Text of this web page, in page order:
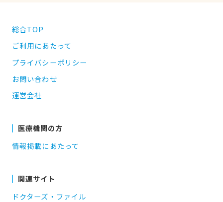
総合TOP
ご利用にあたって
プライバシーポリシー
お問い合わせ
運営会社
医療機関の方
情報掲載にあたって
関連サイト
ドクターズ・ファイル